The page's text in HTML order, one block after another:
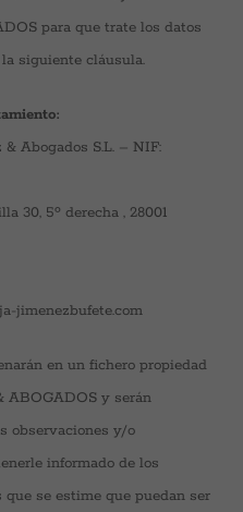
para que trate los datos
siguiente cláusula.
Abogados S.L. – NIF:
30, 5º derecha , 28001
jimenezbufete.com
en un fichero propiedad
ABOGADOS y serán
observaciones y/o
informado de los
se estime que puedan ser